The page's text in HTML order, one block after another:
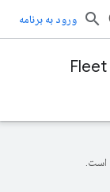
ورود به برنامه
است.